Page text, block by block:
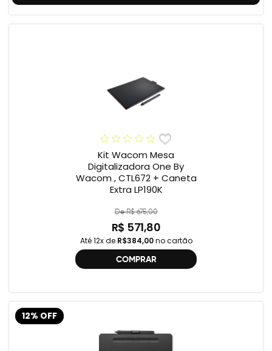
Kit Wacom Mesa
Digitalizadora One By
Wacom , CTL672 + Caneta
Extra LP190K
De R$ 675,00
R$ 571,80
Até 12x de R$384,00no cartão
COMPRAR
12% OFF